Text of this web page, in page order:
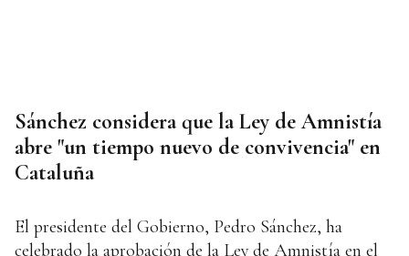
Sánchez considera que la Ley de Amnistía
abre "un tiempo nuevo de convivencia" en
Cataluña
El presidente del Gobierno, Pedro Sánchez, ha
celebrado la aprobación de la Ley de Amnistía en el